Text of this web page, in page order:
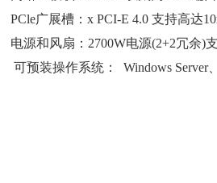
PCle广展槽：x PCI-E 4.0 支持高达
电源和风扇：2700W电源(2+2冗余)
可预装操作系统： Windows Server